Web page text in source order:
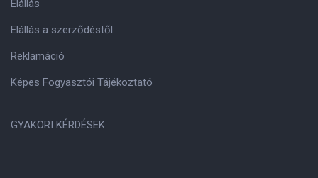
Elállás
Elállás a szerződéstől
Reklamáció
Képes Fogyasztói Tájékoztató
GYAKORI KÉRDÉSEK